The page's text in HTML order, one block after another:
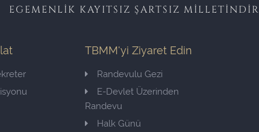
EGEMENLİK KAYITSIZ ŞARTSIZ MİLLETİNDİR
TBMM'yi Ziyaret Edin
Randevulu Gezi
E-Devlet Üzerinden
Randevu
Halk Günü